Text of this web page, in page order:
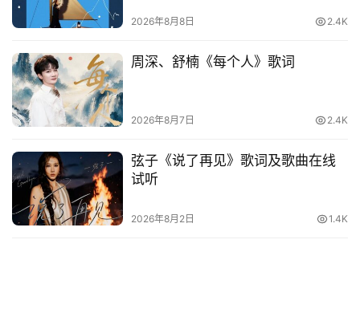
他
词
语
2026年8月8日 2.4K
周深、舒楠《每个人》歌词
2026年8月7日 2.4K
弦子《说了再见》歌词及歌曲在线
试听
2026年8月2日 1.4K